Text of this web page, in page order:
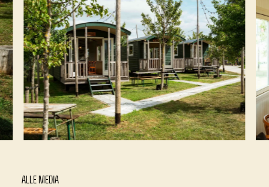
ALLE MEDIA